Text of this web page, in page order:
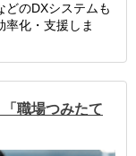
どのDXシステムも
率化・支援しま
職場つみたて